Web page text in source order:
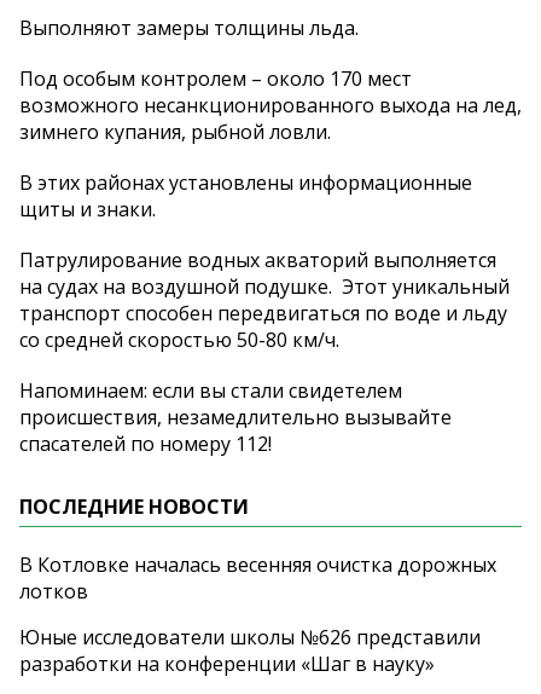
Выполняют замеры толщины льда.
Под особым контролем – около 170 мест
возможного несанкционированного выхода на лед,
зимнего купания, рыбной ловли.
В этих районах установлены информационные
щиты и знаки.
Патрулирование водных акваторий выполняется
на судах на воздушной подушке. Этот уникальный
транспорт способен передвигаться по воде и льду
со средней скоростью 50-80 км/ч.
Напоминаем: если вы стали свидетелем
происшествия, незамедлительно вызывайте
спасателей по номеру 112!
ПОСЛЕДНИЕ НОВОСТИ
В Котловке началась весенняя очистка дорожных
лотков
Юные исследователи школы №626 представили
разработки на конференции «Шаг в науку»